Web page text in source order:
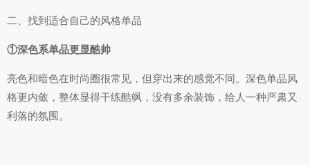
二、找到适合自己的风格单品
①深色系单品更显酷帅
亮色和暗色在时尚圈很常见，但穿出来的感觉不同。深色单品风
格更内敛，整体显得干练酷飒，没有多余装饰，给人一种严肃又
利落的氛围。